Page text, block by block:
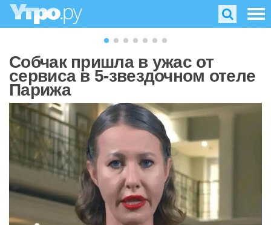
Собчак пришла в ужас от
сервиса в 5-звездочном отеле
Парижа